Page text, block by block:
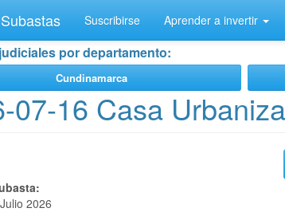
Suscribirse Aprender a invertir
por departamento:
Cundinamarca
07-16 Casa
2026